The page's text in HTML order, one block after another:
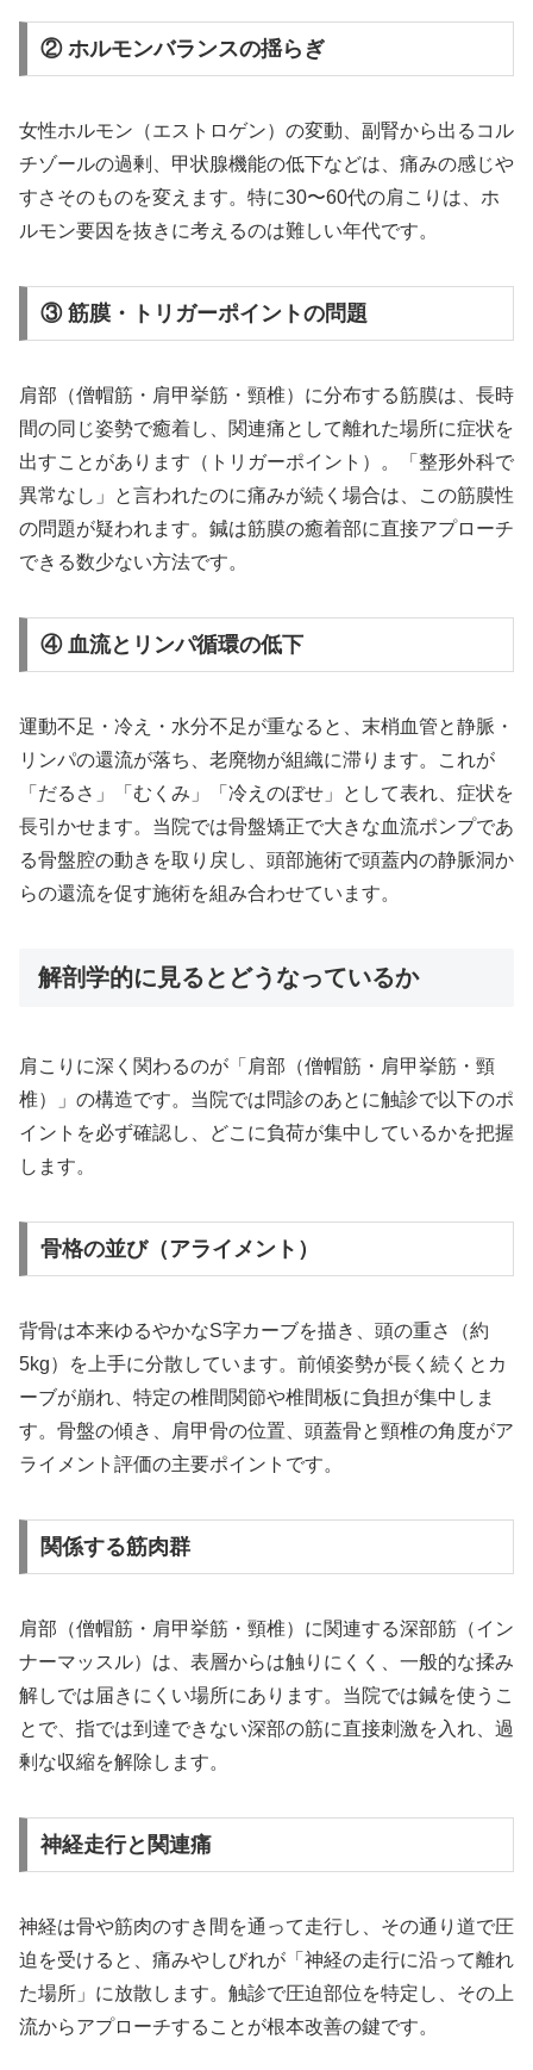
② ホルモンバランスの揺らぎ
女性ホルモン（エストロゲン）の変動、副腎から出るコル
チゾールの過剰、甲状腺機能の低下などは、痛みの感じや
すさそのものを変えます。特に30〜60代の肩こりは、ホ
ルモン要因を抜きに考えるのは難しい年代です。
③ 筋膜・トリガーポイントの問題
肩部（僧帽筋・肩甲挙筋・頸椎）に分布する筋膜は、長時
間の同じ姿勢で癒着し、関連痛として離れた場所に症状を
出すことがあります（トリガーポイント）。「整形外科で
異常なし」と言われたのに痛みが続く場合は、この筋膜性
の問題が疑われます。鍼は筋膜の癒着部に直接アプローチ
できる数少ない方法です。
④ 血流とリンパ循環の低下
運動不足・冷え・水分不足が重なると、末梢血管と静脈・
リンパの還流が落ち、老廃物が組織に滞ります。これが
「だるさ」「むくみ」「冷えのぼせ」として表れ、症状を
長引かせます。当院では骨盤矯正で大きな血流ポンプであ
る骨盤腔の動きを取り戻し、頭部施術で頭蓋内の静脈洞か
らの還流を促す施術を組み合わせています。
解剖学的に見るとどうなっているか
肩こりに深く関わるのが「肩部（僧帽筋・肩甲挙筋・頸
椎）」の構造です。当院では問診のあとに触診で以下のポ
イントを必ず確認し、どこに負荷が集中しているかを把握
します。
骨格の並び（アライメント）
背骨は本来ゆるやかなS字カーブを描き、頭の重さ（約
5kg）を上手に分散しています。前傾姿勢が長く続くとカ
ーブが崩れ、特定の椎間関節や椎間板に負担が集中しま
す。骨盤の傾き、肩甲骨の位置、頭蓋骨と頸椎の角度がア
ライメント評価の主要ポイントです。
関係する筋肉群
肩部（僧帽筋・肩甲挙筋・頸椎）に関連する深部筋（イン
ナーマッスル）は、表層からは触りにくく、一般的な揉み
解しでは届きにくい場所にあります。当院では鍼を使うこ
とで、指では到達できない深部の筋に直接刺激を入れ、過
剰な収縮を解除します。
神経走行と関連痛
神経は骨や筋肉のすき間を通って走行し、その通り道で圧
迫を受けると、痛みやしびれが「神経の走行に沿って離れ
た場所」に放散します。触診で圧迫部位を特定し、その上
流からアプローチすることが根本改善の鍵です。